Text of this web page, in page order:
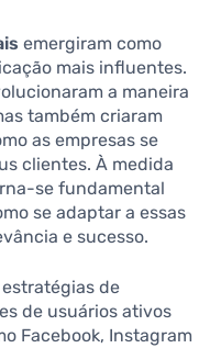
emergiram como
mais influentes.
a maneira
também criaram
as empresas se
clientes. À medida
se fundamental
se adaptar a essas
e sucesso.
de
de usuários ativos
Facebook, Instagram